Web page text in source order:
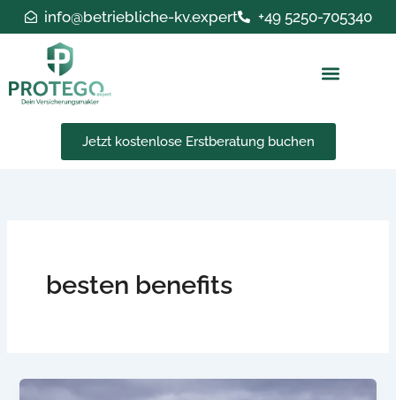
Inhalt
springen
info@betriebliche-kv.expert +49 5250-705340
Jetzt kostenlose Erstberatung buchen
besten benefits